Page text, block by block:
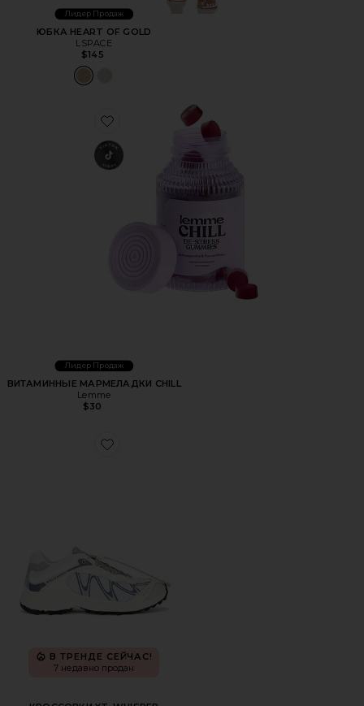
Лидер Продаж
ЮБКА HEART OF GOLD
LSPACE
$145
Favorite ВИТАМИННЫЕ МАРМЕЛАДКИ CHILL
Лидер Продаж
ВИТАМИННЫЕ МАРМЕЛАДКИ CHILL
Lemme
$30
Favorite КРОССОВКИ XT-WHISPER
В ТРЕНДЕ СЕЙЧАС!
7 недавно продан